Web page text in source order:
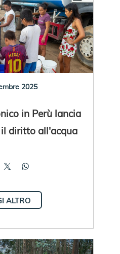
2025
in Perù lancia
diritto all'acqua
ALTRO